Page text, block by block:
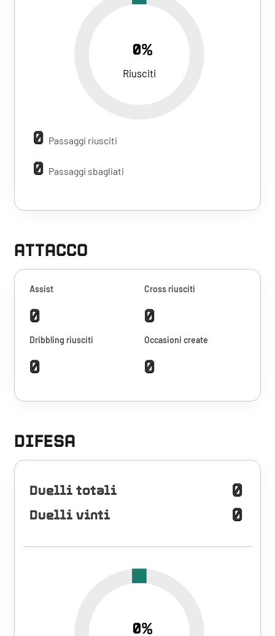
0%
Riusciti
0 Passaggi riusciti
0 Passaggi sbagliati
ATTACCO
Assist
0
Cross riusciti
0
Dribbling riusciti
0
Occasioni create
0
DIFESA
Duelli totali 0
Duelli vinti 0
0%